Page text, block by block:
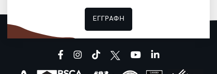
ΕΓΓΡΑΦΗ
facebookinstagram
tiktok youtubelinkedin